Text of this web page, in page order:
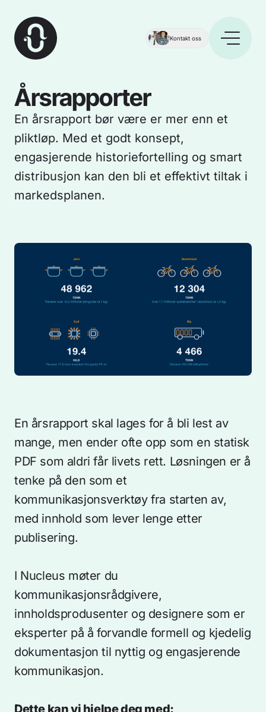
Kontakt oss
Årsrapporter
En årsrapport bør være er mer enn et
pliktløp. Med et godt konsept,
engasjerende historiefortelling og smart
distribusjon kan den bli et effektivt tiltak i
markedsplanen.
En årsrapport skal lages for å bli lest av
mange, men ender ofte opp som en statisk
PDF som aldri får livets rett. Løsningen er å
tenke på den som et
kommunikasjonsverktøy fra starten av,
med innhold som lever lenge etter
publisering.
I Nucleus møter du
kommunikasjonsrådgivere,
innholdsprodusenter og designere som er
eksperter på å forvandle formell og kjedelig
dokumentasjon til nyttig og engasjerende
kommunikasjon.